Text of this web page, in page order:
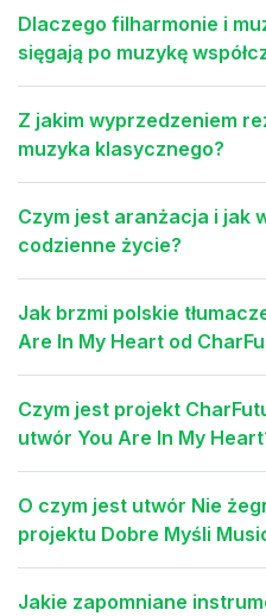
Dlaczego filharmonie i
sięgają po muzykę
Z jakim wyprzedzeniem
muzyka klasycznego?
Czym jest aranżacja i jak
codzienne życie?
Jak brzmi polskie
Are In My Heart od
Czym jest projekt
utwór You Are In My
O czym jest utwór Nie
projektu Dobre Myśli
Jakie zapomniane